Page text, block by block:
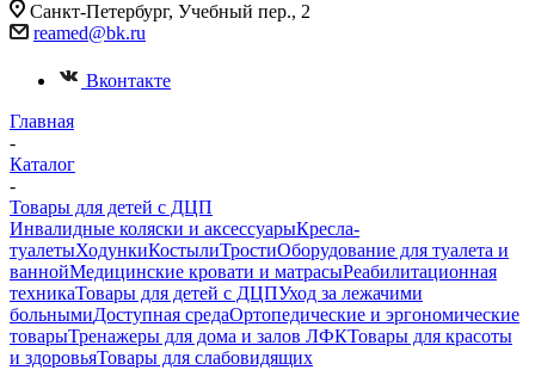
Санкт-Петербург, Учебный пер., 2
reamed@bk.ru
Вконтакте
Главная
-
Каталог
-
Товары для детей с ДЦП
Инвалидные коляски и аксессуарыКресла-
туалетыХодункиКостылиТростиОборудование для туалета и
ваннойМедицинские кровати и матрасыРеабилитационная
техникаТовары для детей с ДЦПУход за лежачими
больнымиДоступная средаОртопедические и эргономические
товарыТренажеры для дома и залов ЛФКТовары для красоты
и здоровьяТовары для слабовидящих